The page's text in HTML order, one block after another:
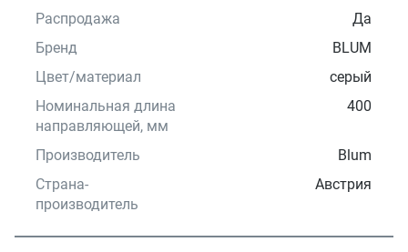
Распродажа
Да
Бренд
BLUM
Цвет/материал
серый
Номинальная длина
направляющей, мм
400
Производитель
Blum
Страна-
производитель
Австрия